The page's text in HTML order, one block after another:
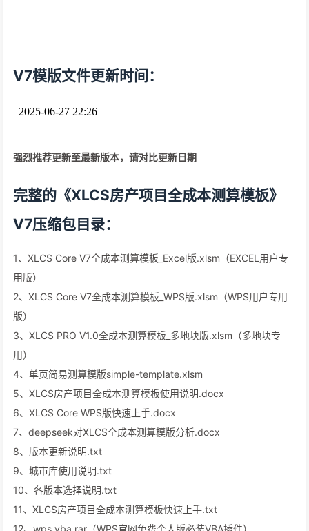
V7模版文件更新时间：
强烈推荐更新至最新版本，请对比更新日期
完整的《XLCS房产项目全成本测算模板》
V7压缩包目录：
1、XLCS Core V7全成本测算模板_Excel版.xlsm（EXCEL用户专
用版）
2、XLCS Core V7全成本测算模板_WPS版.xlsm（WPS用户专用
版）
3、XLCS PRO V1.0全成本测算模板_多地块版.xlsm（多地块专
用）
4、单页简易测算模版simple-template.xlsm
5、XLCS房产项目全成本测算模板使用说明.docx
6、XLCS Core WPS版快速上手.docx
7、deepseek对XLCS全成本测算模版分析.docx
8、版本更新说明.txt
9、城市库使用说明.txt
10、各版本选择说明.txt
11、XLCS房产项目全成本测算模板快速上手.txt
12、wps.vba.rar（WPS官网免费个人版必装VBA插件）